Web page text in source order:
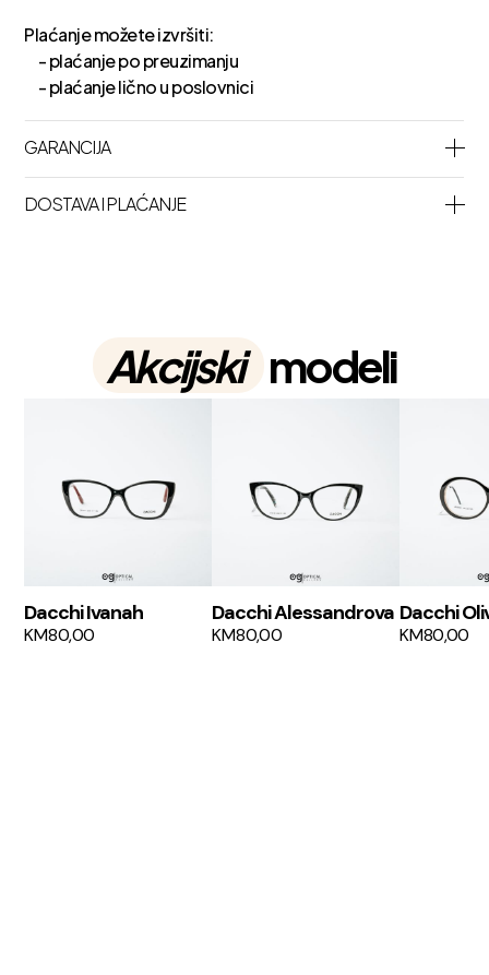
Plaćanje možete izvršiti:
- plaćanje po preuzimanju
- plaćanje lično u poslovnici
GARANCIJA
DOSTAVA I PLAĆANJE
Akcijski modeli
Dacchi Ivanah
KM80,00
Dacchi Alessandrova
KM80,00
Dacchi
KM80,00